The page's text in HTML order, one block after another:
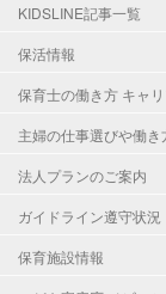
KIDSLINE記事一覧
保活情報
保育士の働き方 キャ
主婦の仕事選びや働き
法人プランのご案内
ガイドライン遵守状況
保育施設情報